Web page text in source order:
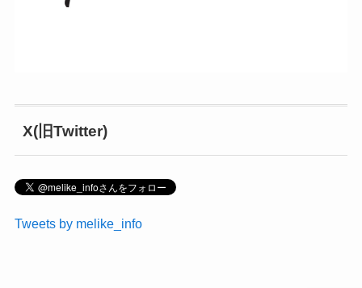
X(旧Twitter)
Tweets by melike_info